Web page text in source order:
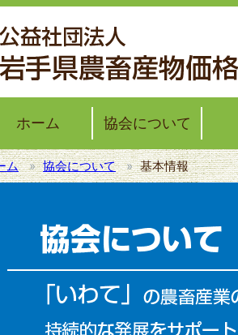
ホーム 協会について
協会概要
協会レポート 子牛
ブロ
モッ
ム 協会について 基本情報